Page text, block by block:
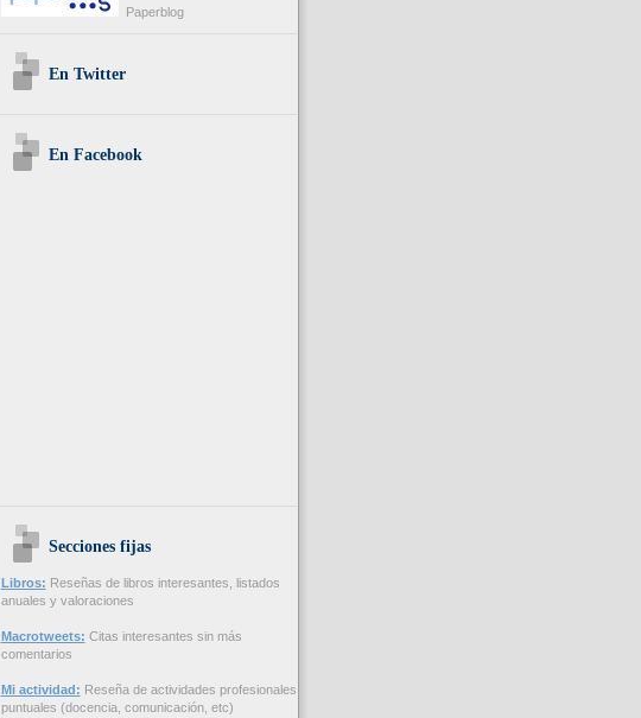
Paperblog
En Twitter
En Facebook
Secciones fijas
Libros: Reseñas de libros interesantes, listados
anuales y valoraciones
Macrotweets: Citas interesantes sin más
comentarios
Mi actividad: Reseña de actividades profesionales
puntuales (docencia, comunicación, etc)